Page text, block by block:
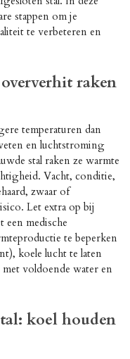
stappen om je
te verbeteren en
raken
temperaturen dan
en luchtstroming
stal raken ze warmte
Vacht, conditie,
zwaar of
Let extra op bij
een medische
te beperken
koele lucht te laten
voldoende water en
koel houden